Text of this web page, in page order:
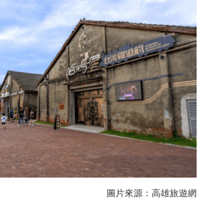
圖片來源：高雄旅遊網